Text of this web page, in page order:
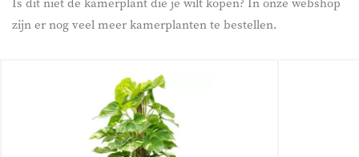
zijn er nog veel meer kamerplanten te bestellen.